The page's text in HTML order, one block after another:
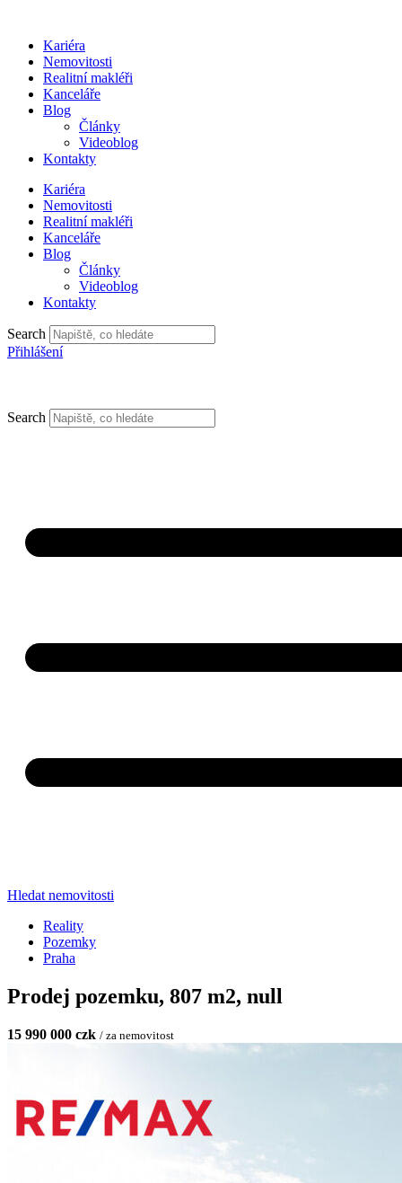
obsahuKariéra
Nemovitosti
Realitní makléři
Kanceláře
Blog
Články
Videoblog
Kontakty
Kariéra
Nemovitosti
Realitní makléři
Kanceláře
Blog
Články
Videoblog
Kontakty
Search
Přihlášení
Search
Hledat nemovitosti
Reality
Pozemky
Praha
Prodej pozemku, 807 m2, null
15 990 000 czk / za nemovitost